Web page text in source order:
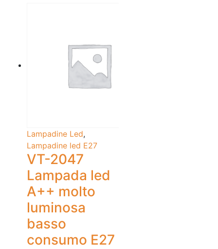
Lampadine Led,
Lampadine led E27
VT-2047
Lampada led
A++ molto
luminosa
basso
consumo E27